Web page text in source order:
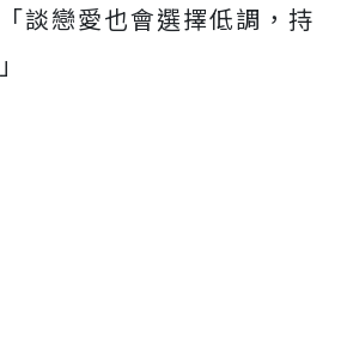
談戀愛也會選擇低調，持